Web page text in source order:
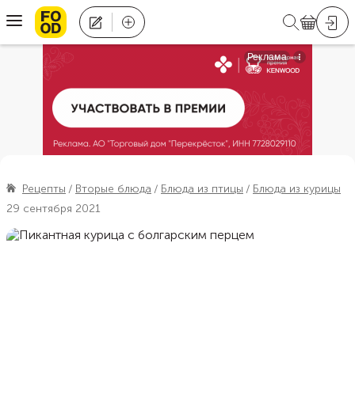
Рецепты Вторые блюда Блюда из птицы
Блюда из курицы
29 сентября 2021